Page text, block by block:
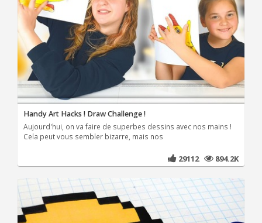
Handy Art Hacks ! Draw Challenge !
Aujourd'hui, on va faire de superbes dessins avec nos mains !
Cela peut vous sembler bizarre, mais nos
29112 894.2K